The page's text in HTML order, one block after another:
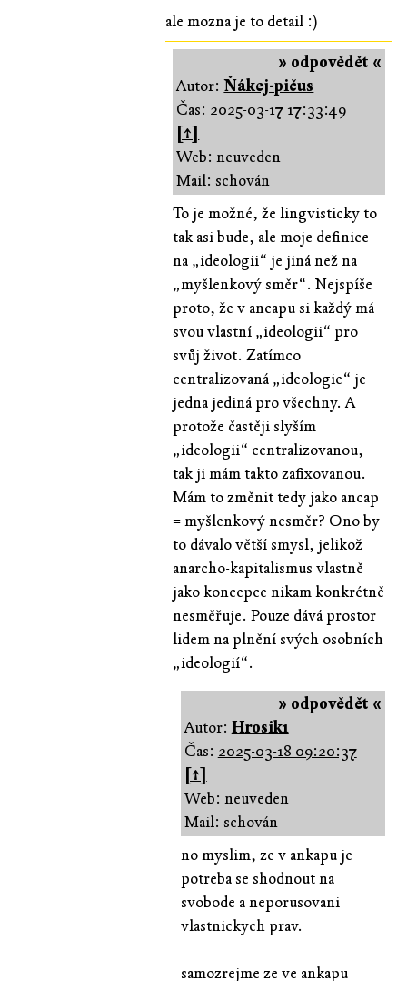
ale mozna je to detail :)
» odpovědět «
Autor:Ňákej-pičus
Čas: 2025-03-17 17:33:49
[↑]
Web: neuveden
Mail: schován
To je možné, že lingvisticky to
tak asi bude, ale moje definice
na „ideologii“ je jiná než na
„myšlenkový směr“. Nejspíše
proto, že v ancapu si každý má
svou vlastní „ideologii“ pro
svůj život. Zatímco
centralizovaná „ideologie“ je
jedna jediná pro všechny. A
protože častěji slyším
„ideologii“ centralizovanou,
tak ji mám takto zafixovanou.
Mám to změnit tedy jako ancap
= myšlenkový nesměr? Ono by
to dávalo větší smysl, jelikož
anarcho-kapitalismus vlastně
jako koncepce nikam konkrétně
nesměřuje. Pouze dává prostor
lidem na plnění svých osobních
„ideologií“.
» odpovědět «
Autor: Hrosik1
Čas: 2025-03-18 09:20:37
[↑]
Web: neuveden
Mail: schován
no myslim, ze v ankapu je
potreba se shodnout na
svobode a neporusovani
vlastnickych prav.
samozrejme ze ve ankapu